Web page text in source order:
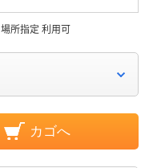
所指定 利用可
カゴへ